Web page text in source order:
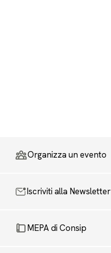
Organizza un evento
Iscriviti alla Newsletter
MEPA di Consip